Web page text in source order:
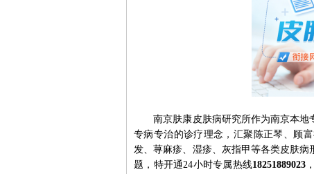
南京肤康皮肤病研究所作为南京本地
专病专治的诊疗理念，汇聚陈正琴、顾
发、荨麻疹、湿疹、灰指甲等各类皮肤
题，特开通24小时专属热线18251889023